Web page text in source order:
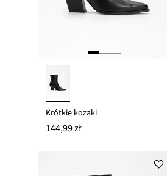
Krótkie kozaki
144,99 zł